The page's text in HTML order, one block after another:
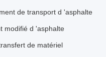
de transport d 'asphalte
modifié d 'asphalte
de matériel